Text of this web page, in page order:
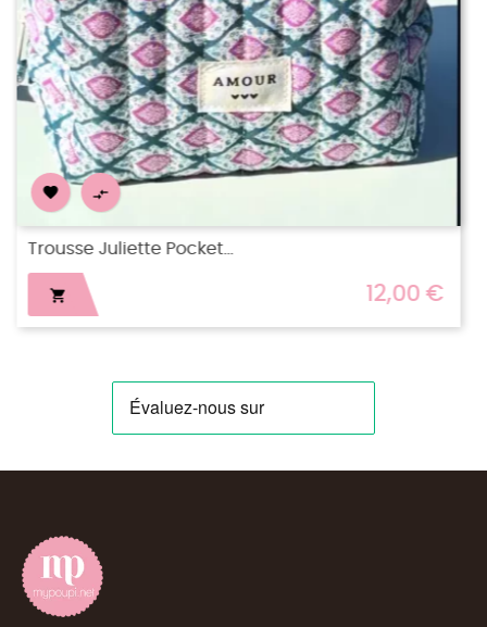
 
Trousse Juliette Motif...
15,00 €